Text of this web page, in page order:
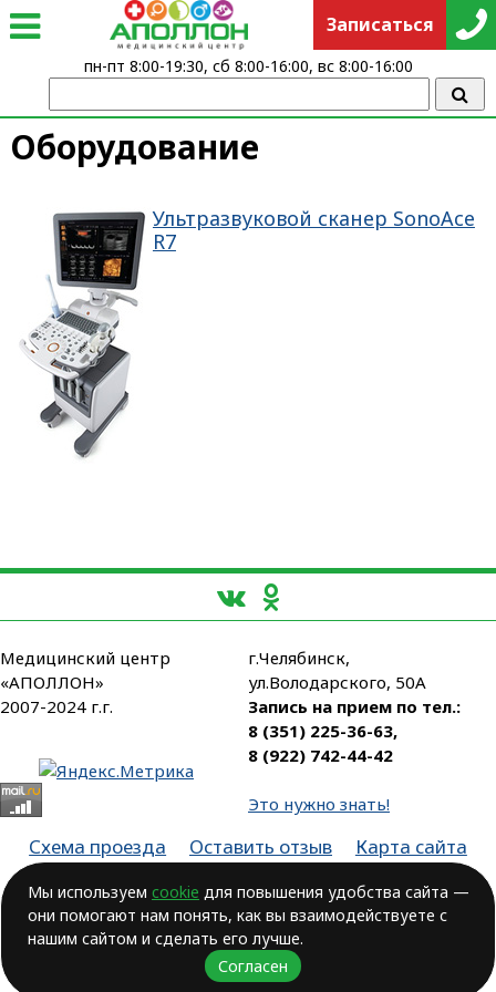
Оборудование
Ультразвуковой сканер SonoAce
R7
Медицинский центр
«АПОЛЛОН»
2007-2024 г.г.
г.Челябинск,
ул.Володарского, 50А
Запись на прием по тел.:
8 (351) 225-36-63,
8 (922) 742-44-42
Это нужно знать!
Схема проезда Оставить отзыв
Карта сайта
Лицензия № ЛО-74-01-003806, от 14.10.2016, выдана Министерством
здравоохранения Челябинской области
ВОЗМОЖНЫ ПРОТИВОПОКАЗАНИЯ.
Записаться
пн-пт 8:00-19:30, сб 8:00-16:00, вс 8:00-16:00
Мы используем cookie для повышения удобства сайта —
они помогают нам понять, как вы взаимодействуете с
нашим сайтом и сделать его лучше.
Согласен